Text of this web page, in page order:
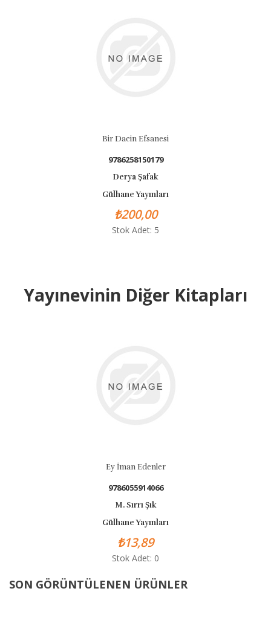
Bir Dacin Efsanesi
9786258150179
Derya Şafak
Gülhane Yayınları
₺200,00
Stok Adet: 5
Yayınevinin Diğer Kitapları
Ey İman Edenler
9786055914066
M. Sırrı Şık
Gülhane Yayınları
₺13,89
Stok Adet: 0
SON GÖRÜNTÜLENEN ÜRÜNLER